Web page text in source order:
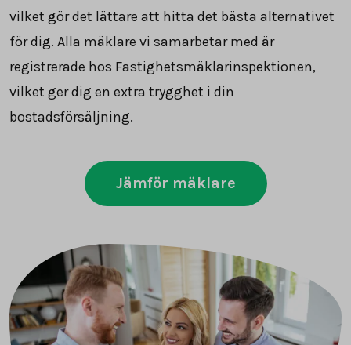
vilket gör det lättare att hitta det bästa alternativet
för dig. Alla mäklare vi samarbetar med är
registrerade hos Fastighetsmäklarinspektionen,
vilket ger dig en extra trygghet i din
bostadsförsäljning.
Jämför mäklare